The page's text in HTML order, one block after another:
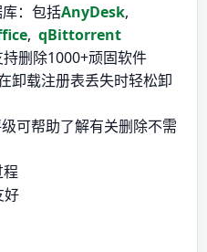
：包括AnyDesk,
, qBittorrent
删除1000+顽固软件
卸载注册表丢失时轻松卸
可帮助了解有关删除不需
好